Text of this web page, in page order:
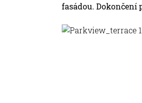
fasádou. Dokončení